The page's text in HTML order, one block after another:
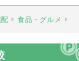
食品・グルメ